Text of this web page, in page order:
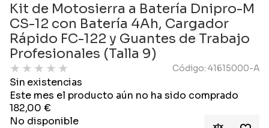
Kit de Motosierra a Batería Dnipro-M
CS-12 con Batería 4Ah, Cargador
Rápido FC-122 y Guantes de Trabajo
Profesionales (Talla 9)
★ ★ ★ ★ ★ Código: 41615000-A
Sin existencias
Este mes el producto aún no ha sido comprado
182,00€
No disponible